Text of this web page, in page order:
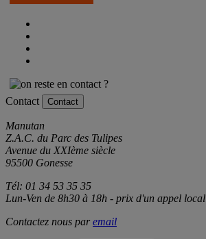
Contact Contact
Manutan
Z.A.C. du Parc des Tulipes
Avenue du XXIème siècle
95500 Gonesse
Tél: 01 34 53 35 35
Lun-Ven de 8h30 à 18h - prix d'un appel local
Contactez nous paremail